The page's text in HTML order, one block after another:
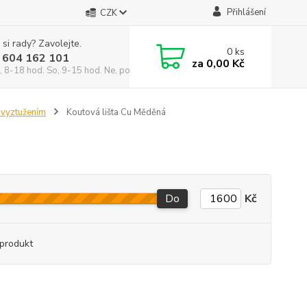
CZK Přihlášení
rady? Zavolejte.
162 101
8-18 hod. So, 9-15 hod. Ne, po domluvě)
0ks
za 0,00 Kč
Koutová lišta Cu Měděná
Do Kč